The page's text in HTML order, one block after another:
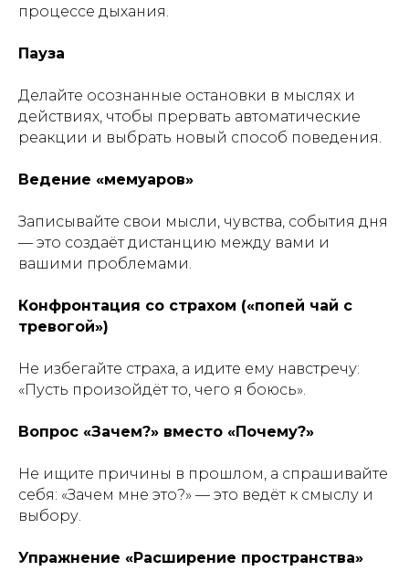
процессе дыхания.
Пауза
Делайте осознанные остановки в мыслях и
действиях, чтобы прервать автоматические
реакции и выбрать новый способ поведения.
Ведение «мемуаров»
Записывайте свои мысли, чувства, события дня
— это создаёт дистанцию между вами и
вашими проблемами.
Конфронтация со страхом («попей чай с
тревогой»)
Не избегайте страха, а идите ему навстречу:
«Пусть произойдёт то, чего я боюсь».
Вопрос «Зачем?» вместо «Почему?»
Не ищите причины в прошлом, а спрашивайте
себя: «Зачем мне это?» — это ведёт к смыслу и
выбору.
Упражнение «Расширение пространства»